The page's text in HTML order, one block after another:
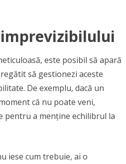
este posibil să apară
să gestionezi aceste
De exemplu, dacă un
că nu poate veni,
pentru a menține echilibrul la
iese cum trebuie, ai o